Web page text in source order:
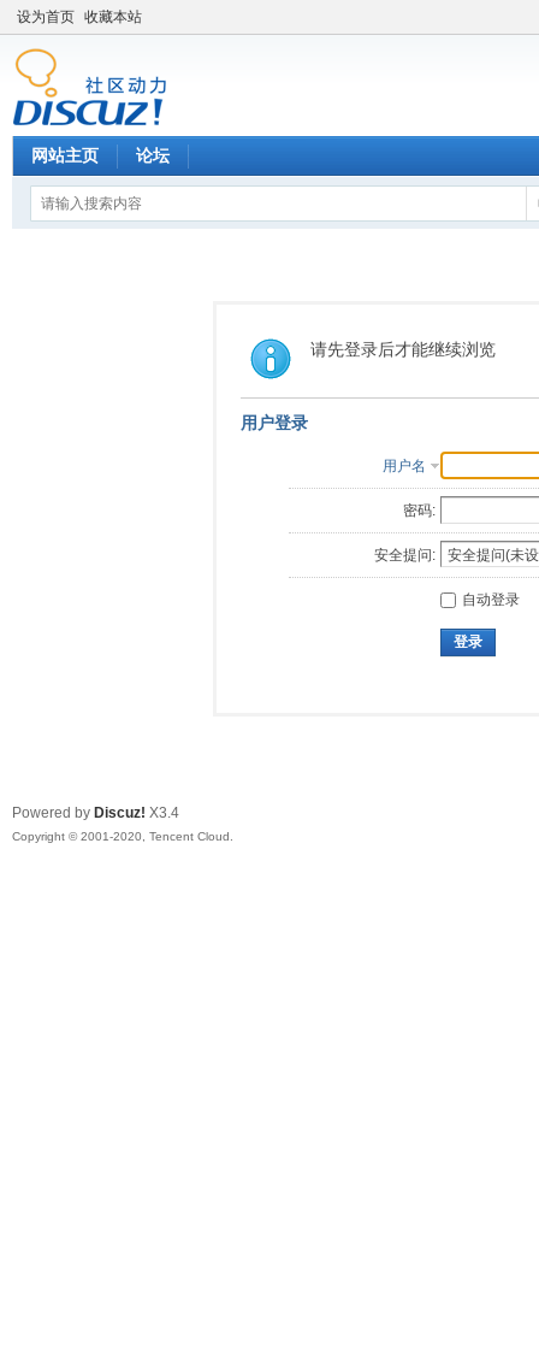
设为首页 收藏本站
网站主页 论坛
请先登录后才能继续浏览
用户登录
用户名
密码:
安全提问:
自动登录
登录
Powered by Discuz! X3.4
Copyright © 2001-2020, Tencent Cloud.